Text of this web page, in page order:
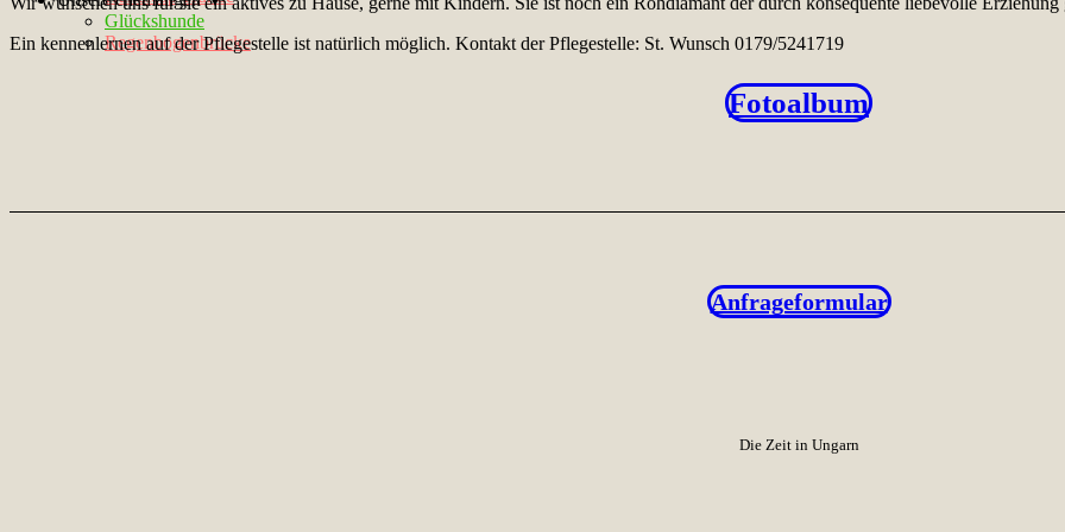
Glückshunde
Regenbogenbrücke
Ein kennenlernen auf der Pflegestelle ist natürlich möglich. Kontakt der Pflegestelle: St. Wunsch 0179/5241719
Fotoalbum
Anfrageformular
Die Zeit in Ungarn